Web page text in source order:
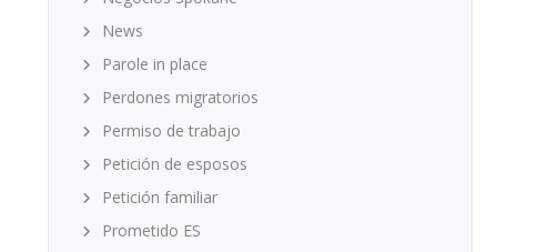
News
Parole in place
Perdones migratorios
Permiso de trabajo
Petición de esposos
Petición familiar
Prometido ES